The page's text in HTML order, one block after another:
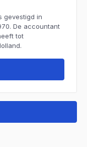
gevestigd in
De accountant
tot